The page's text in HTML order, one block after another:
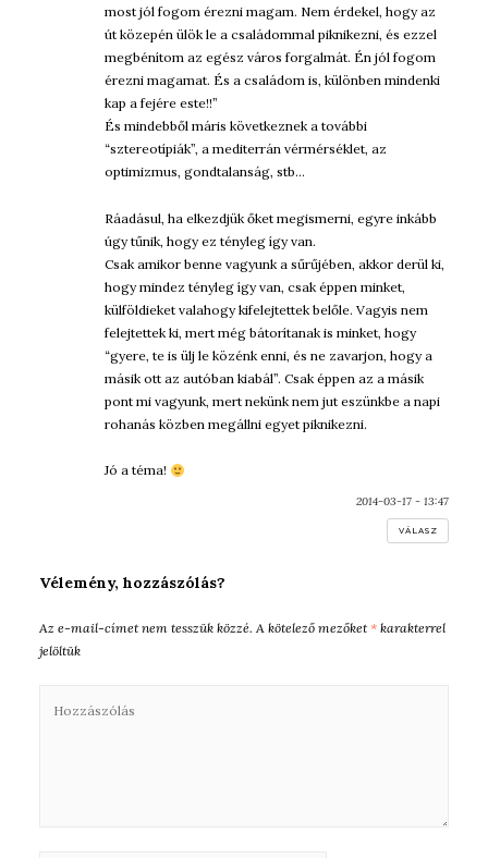
most jól fogom érezni magam. Nem érdekel, hogy az
út közepén ülök le a családommal piknikezni, és ezzel
megbénítom az egész város forgalmát. Én jól fogom
érezni magamat. És a családom is, különben mindenki
kap a fejére este!!”
És mindebből máris következnek a további
“sztereotípiák”, a mediterrán vérmérséklet, az
optimizmus, gondtalanság, stb…
Ráadásul, ha elkezdjük őket megismerni, egyre inkább
úgy tűnik, hogy ez tényleg így van.
Csak amikor benne vagyunk a sűrűjében, akkor derül ki,
hogy mindez tényleg így van, csak éppen minket,
külföldieket valahogy kifelejtettek belőle. Vagyis nem
felejtettek ki, mert még bátorítanak is minket, hogy
“gyere, te is ülj le közénk enni, és ne zavarjon, hogy a
másik ott az autóban kiabál”. Csak éppen az a másik
pont mi vagyunk, mert nekünk nem jut eszünkbe a napi
rohanás közben megállni egyet piknikezni.
Jó a téma!
2014-03-17 - 13:47
VÁLASZ
Vélemény, hozzászólás?
Az e-mail-címet nem tesszük közzé. A kötelező mezőket* karakterrel
jelöltük